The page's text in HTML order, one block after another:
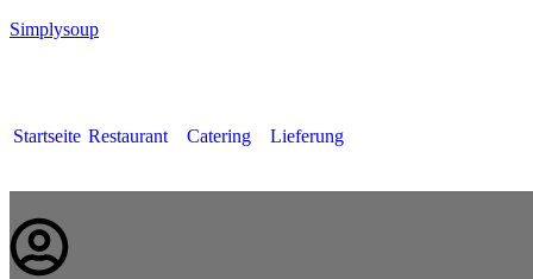
Simplysoup
Startseite Restaurant Catering Lieferung